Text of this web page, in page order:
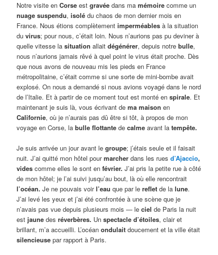
Notre visite enCorse estgravée dans mamémoire comme un
nuage suspendu,isolé du chaos de mon dernier mois en
France. Nous étions complètementimperméables à la situation
duvirus; pour nous, c’était loin. Nous n’aurions pas pu deviner à
quelle vitesse lasituation allaitdégénérer, depuis notrebulle,
nous n’aurions jamais rêvé à quel point le virus était proche. Dès
que nous avons de nouveau mis les pieds en France
métropolitaine, c’était comme si une sorte de mini-bombe avait
explosé. On nous a demandé si nous avions voyagé dans le nord
de l’Italie. Et à partir de ce moment tout est monté en spirale. Et
maintenant je suis là, vous écrivant dema maison en
Californie, où je n’aurais pas dû être si tôt, à propos de mon
voyage en Corse, labulle flottante decalme avant latempête.
Je suis arrivée un jour avant legroupe; j’étais seule et il faisait
nuit. J’ai quitté mon hôtel pourmarcher dans les ruesd’Ajaccio,
vides comme elles le sont enfévrier. J’ai pris la petite rue à côté
de mon hôtel; je l’ai suivi jusqu’au bout, là où elle rencontrait
l’océan. Je ne pouvais voirl’eau que par lereflet de lalune.
J’ai levé les yeux et j’ai été confrontée à une scène que je
n’avais pas vue depuis plusieurs mois — leciel de Paris la nuit
est jaune desréverbères. Unspectacle d’étoiles, clair et
brillant, m’a accueilli. L’océanondulait doucement et la ville était
silencieuse par rapport à Paris.